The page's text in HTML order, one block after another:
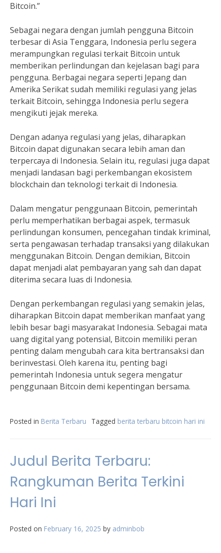
Bitcoin.”
Sebagai negara dengan jumlah pengguna Bitcoin
terbesar di Asia Tenggara, Indonesia perlu segera
merampungkan regulasi terkait Bitcoin untuk
memberikan perlindungan dan kejelasan bagi para
pengguna. Berbagai negara seperti Jepang dan
Amerika Serikat sudah memiliki regulasi yang jelas
terkait Bitcoin, sehingga Indonesia perlu segera
mengikuti jejak mereka.
Dengan adanya regulasi yang jelas, diharapkan
Bitcoin dapat digunakan secara lebih aman dan
terpercaya di Indonesia. Selain itu, regulasi juga dapat
menjadi landasan bagi perkembangan ekosistem
blockchain dan teknologi terkait di Indonesia.
Dalam mengatur penggunaan Bitcoin, pemerintah
perlu memperhatikan berbagai aspek, termasuk
perlindungan konsumen, pencegahan tindak kriminal,
serta pengawasan terhadap transaksi yang dilakukan
menggunakan Bitcoin. Dengan demikian, Bitcoin
dapat menjadi alat pembayaran yang sah dan dapat
diterima secara luas di Indonesia.
Dengan perkembangan regulasi yang semakin jelas,
diharapkan Bitcoin dapat memberikan manfaat yang
lebih besar bagi masyarakat Indonesia. Sebagai mata
uang digital yang potensial, Bitcoin memiliki peran
penting dalam mengubah cara kita bertransaksi dan
berinvestasi. Oleh karena itu, penting bagi
pemerintah Indonesia untuk segera mengatur
penggunaan Bitcoin demi kepentingan bersama.
Posted in Berita Terbaru Tagged berita terbaru bitcoin hari ini
Judul Berita Terbaru:
Rangkuman Berita Terkini
Hari Ini
Posted on February 16, 2025 by adminbob